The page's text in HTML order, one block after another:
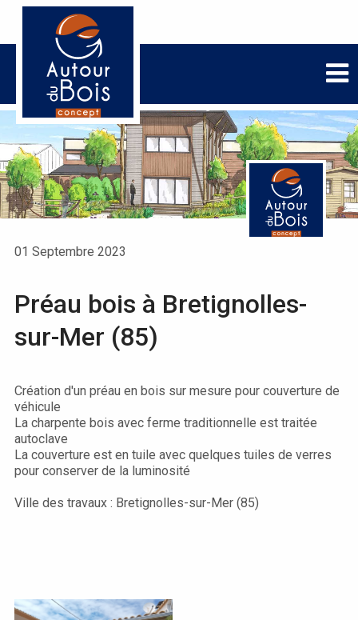
01 Septembre 2023
Préau bois à Bretignolles-
sur-Mer (85)
Création d'un préau en bois sur mesure pour couverture de
véhicule
La charpente bois avec ferme traditionnelle est traitée
autoclave
La couverture est en tuile avec quelques tuiles de verres
pour conserver de la luminosité
Ville des travaux : Bretignolles-sur-Mer (85)